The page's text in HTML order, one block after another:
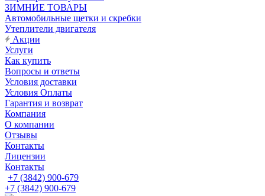
ЗИМНИЕ ТОВАРЫ
Автомобильные щетки и скребки
Утеплители двигателя
Акции
Услуги
Как купить
Вопросы и ответы
Условия доставки
Условия Оплаты
Гарантия и возврат
Компания
О компании
Отзывы
Контакты
Лицензии
Контакты
+7 (3842) 900-679
+7 (3842) 900-679